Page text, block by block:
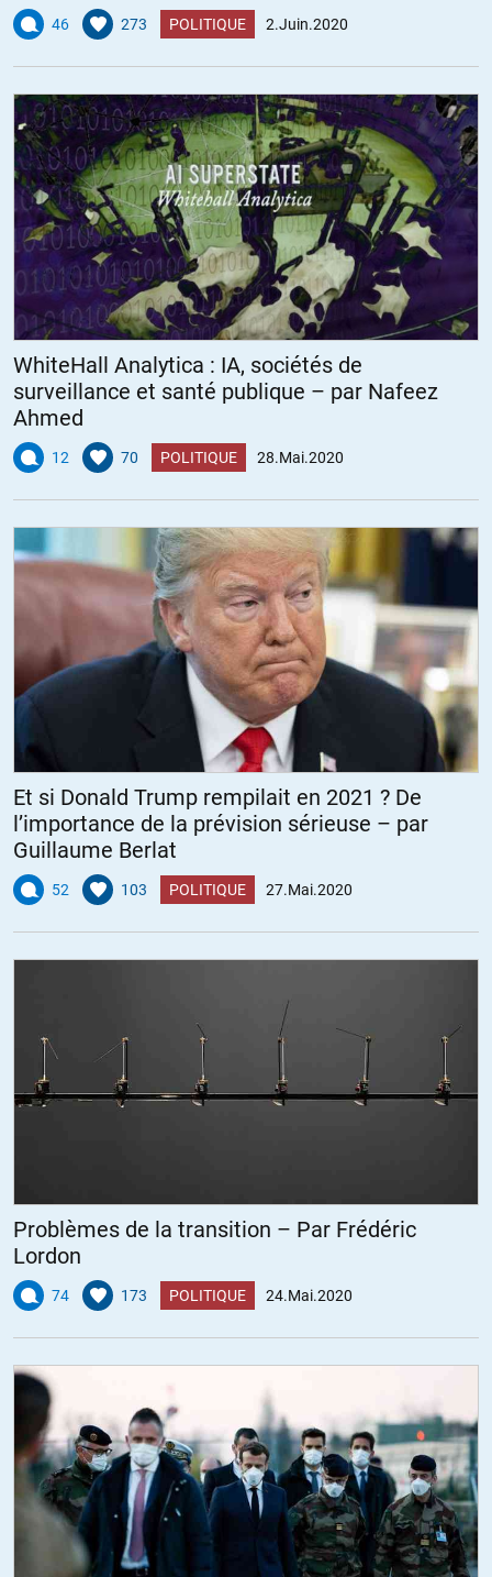
46 273 POLITIQUE 2.Juin.2020
WhiteHall Analytica : IA, sociétés de
surveillance et santé publique – par Nafeez
Ahmed
12 70 POLITIQUE 28.Mai.2020
Et si Donald Trump rempilait en 2021 ? De
l’importance de la prévision sérieuse – par
Guillaume Berlat
52 103 POLITIQUE 27.Mai.2020
Problèmes de la transition – Par Frédéric
Lordon
74 173 POLITIQUE 24.Mai.2020